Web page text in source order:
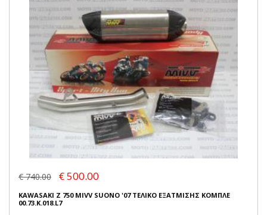
€ 740.00 € 500.00
KAWASAKI Z 750 MIVV SUONO '07 ΤΕΛΙΚΟ ΕΞΑΤΜΙΣΗΣ ΚΟΜΠΛΕ
00.73.K.018.L7